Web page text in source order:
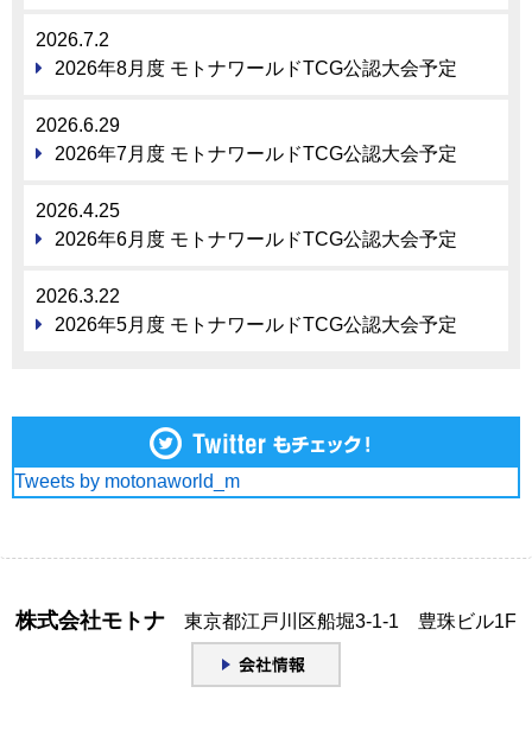
2026.7.2
2026年8月度 モトナワールドTCG公認大会予定
2026.6.29
2026年7月度 モトナワールドTCG公認大会予定
2026.4.25
2026年6月度 モトナワールドTCG公認大会予定
2026.3.22
2026年5月度 モトナワールドTCG公認大会予定
Tweets by motonaworld_m
株式会社モトナ 東京都江戸川区船堀3-1-1 豊珠ビル1F